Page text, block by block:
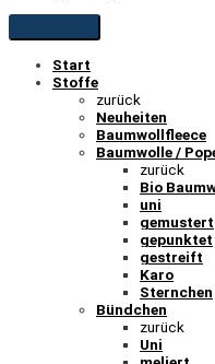
Start
Stoffe
zurück
Neuheiten
Baumwollfleece
Baumwolle /
zurück
Bio
uni
gemustert
gepunktet
gestreift
Karo
Sternchen
Bündchen
zurück
Uni